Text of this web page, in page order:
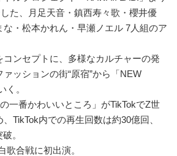
た、月足天音・鎮西寿々歌・櫻井優
・松本かれん・早瀬ノエル 7人組のア
コンセプトに、多様なカルチャーの発
ッションの街“原宿”から「NEW
く。
一番かわいいところ」がTikTokでZ世
TikTok内での再生回数は約30億回、
。
歌合戦に初出演。